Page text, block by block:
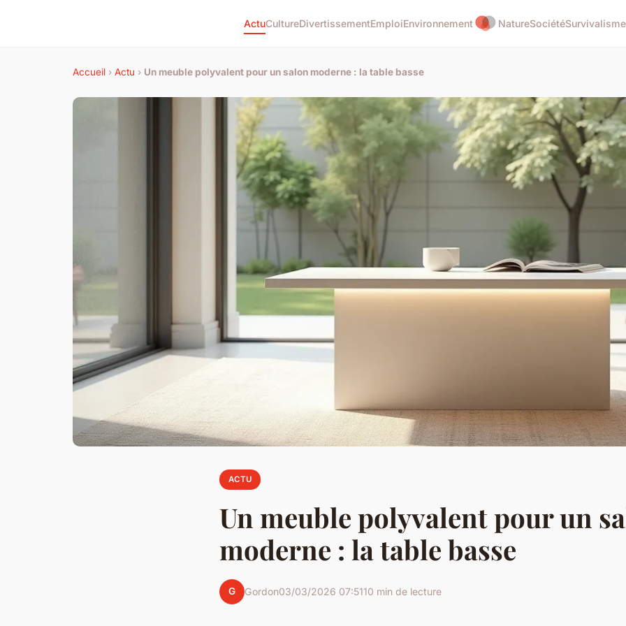
ActuCultureDivertissementEmploiEnvironnement NatureSociétéSurvivalisme
Accueil › Actu › Un meuble polyvalent pour un salon moderne : la table basse
ACTU
Un meuble polyvalent pour un
moderne : la table basse
G Gordon03/03/2026 07:5110 min de lecture